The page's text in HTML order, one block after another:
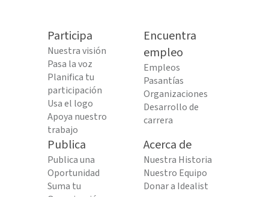
Participa
Nuestra visión
Pasa la voz
Planifica tu
participación
Usa el logo
Apoya nuestro
trabajo
Encuentra
empleo
Empleos
Pasantías
Organizaciones
Desarrollo de
carrera
Publica
Publica una
Oportunidad
Suma tu
Acerca de
Nuestra Historia
Nuestro Equipo
Donar a Idealist